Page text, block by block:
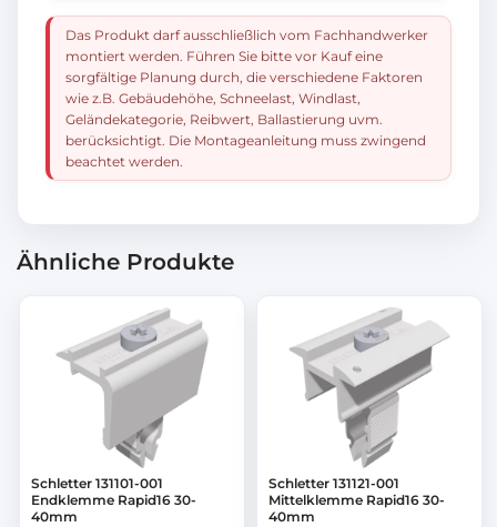
Das Produkt darf ausschließlich vom Fachhandwerker
montiert werden. Führen Sie bitte vor Kauf eine
sorgfältige Planung durch, die verschiedene Faktoren
wie z.B. Gebäudehöhe, Schneelast, Windlast,
Geländekategorie, Reibwert, Ballastierung uvm.
berücksichtigt. Die Montageanleitung muss zwingend
beachtet werden.
Ähnliche Produkte
Schletter 131101-001
Endklemme Rapid16 30-
40mm
Schletter 131121-001
Mittelklemme Rapid16 30-
40mm